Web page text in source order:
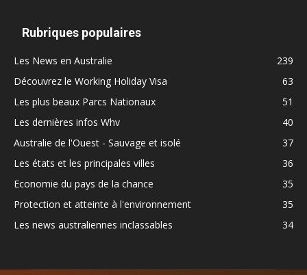
Rubriques populaires
Les News en Australie
239
Découvrez le Working Holiday Visa
63
Les plus beaux Parcs Nationaux
51
Les dernières infos Whv
40
Australie de l'Ouest - Sauvage et isolé
37
Les états et les principales villes
36
Economie du pays de la chance
35
Protection et atteinte à l'environnement
35
Les news australiennes inclassables
34